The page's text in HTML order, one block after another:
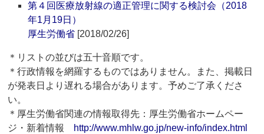
第４回医療放射線の適正管理に関する検討会（2018
年1月19日）
厚生労働省 [2018/02/26]
＊リストの並びは五十音順です。
＊行政情報を網羅するものではありません。また、掲載日
が発表日より遅れる場合があります。予めご了承くださ
い。
＊厚生労働省関連の情報取得先：厚生労働省ホームペー
ジ・新着情報 http://www.mhlw.go.jp/new-info/index.html